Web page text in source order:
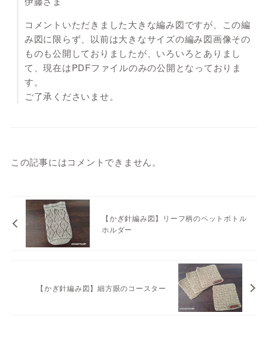
コメントいただきました大きな編み図ですが、この編
み図に限らず、以前は大きなサイズの編み図画像その
ものも公開しておりましたが、いろいろとありまし
て、現在はPDFファイルのみの公開となっておりま
す。
ご了承くださいませ。
この記事にはコメントできません。
【かぎ針編み図】リーフ柄のペットボトル
ホルダー
【かぎ針編み図】細方眼のコースター